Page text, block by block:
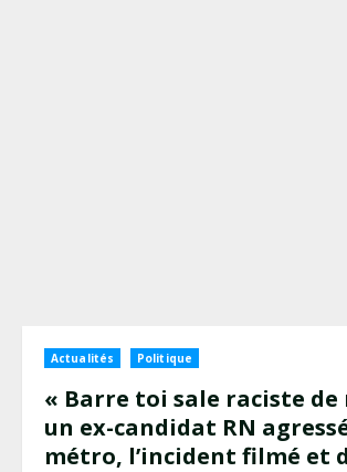
Actualités Politique
« Barre toi sale raciste de
un ex-candidat RN
métro, l’incident filmé et